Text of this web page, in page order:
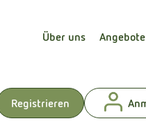
Über uns Angebote
Registrieren